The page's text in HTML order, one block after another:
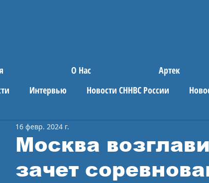
О Нас Артек
Интервью Новости СННВС России
Спортивные новости
Москва
зачет
16 февр. 2024 г.